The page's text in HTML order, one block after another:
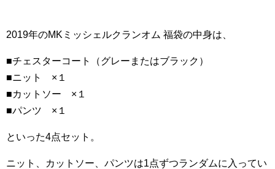
2019年のMKミッシェルクランオム 福袋の中身は、
■チェスターコート（グレーまたはブラック）
■ニット ×１
■カットソー ×１
■パンツ ×１
といった4点セット。
ニット、カットソー、パンツは1点ずつランダムに入ってい